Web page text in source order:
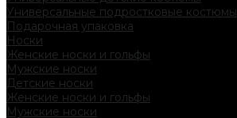
Универсальные подростковые костюмы
Подарочная упаковка
Носки
Женские носки и гольфы
Мужские носки
Детские носки
Женские носки и гольфы
Мужские носки